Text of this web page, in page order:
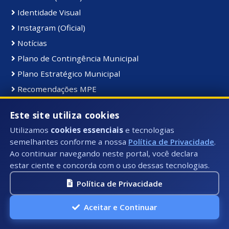
Identidade Visual
Instagram (Oficial)
Notícias
Plano de Contingência Municipal
Plano Estratégico Municipal
Recomendações MPE
YouTube (Oficial)
Receitas:
Arrecadação das Receitas por Percentual
Legislação Tributária Municipal
Orçamento das Receitas
Receita Lançada
Este site utiliza cookies
Utilizamos cookies essenciais e tecnologias
semelhantes conforme a nossa Política de Privacidade.
Ao continuar navegando neste portal, você declara
estar ciente e concorda com o uso dessas tecnologias.
Política de Privacidade
Aceitar e Continuar